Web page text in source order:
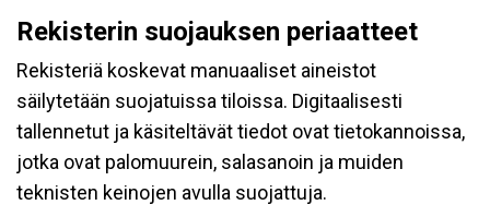
Rekisterin suojauksen periaatteet
Rekisteriä koskevat manuaaliset aineistot
säilytetään suojatuissa tiloissa. Digitaalisesti
tallennetut ja käsiteltävät tiedot ovat tietokannoissa,
jotka ovat palomuurein, salasanoin ja muiden
teknisten keinojen avulla suojattuja.